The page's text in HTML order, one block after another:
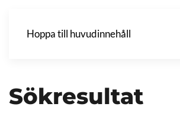
Hoppa till huvudinnehåll
Sökresultat